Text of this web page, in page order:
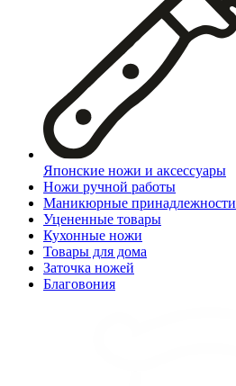
Японские ножи и аксессуары
Ножи ручной работы
Маникюрные принадлежности
Уцененные товары
Кухонные ножи
Товары для дома
Заточка ножей
Благовония